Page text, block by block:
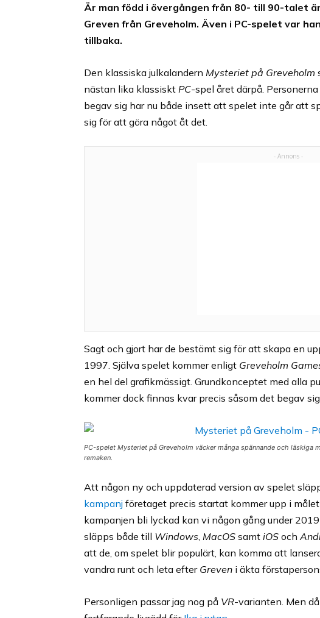
Är man född i övergången från 80- till 90-talet
Greven från Greveholm. Även i PC-spelet var
tillbaka.
Den klassiska julkalandern Mysteriet på Greveholm
nästan lika klassiskt PC-spel året därpå.
begav sig har nu både insett att spelet inte går att
sig för att göra något åt det.
Sagt och gjort har de bestämt sig för att skapa en
1997. Själva spelet kommer enligt Greveholm
en hel del grafikmässigt. Grundkonceptet med alla
kommer dock finnas kvar precis såsom det begav
PC-spelet Mysteriet på Greveholm väcker många spännande och
remaken.
Att någon ny och uppdaterad version av spelet
kampanj företaget precis startat kommer upp i
kampanjen bli lyckad kan vi någon gång under
släpps både till Windows, MacOS samt iOS och
att de, om spelet blir populärt, kan komma att
vandra runt och leta efter Greven i äkta
Personligen passar jag nog på VR-varianten. Men